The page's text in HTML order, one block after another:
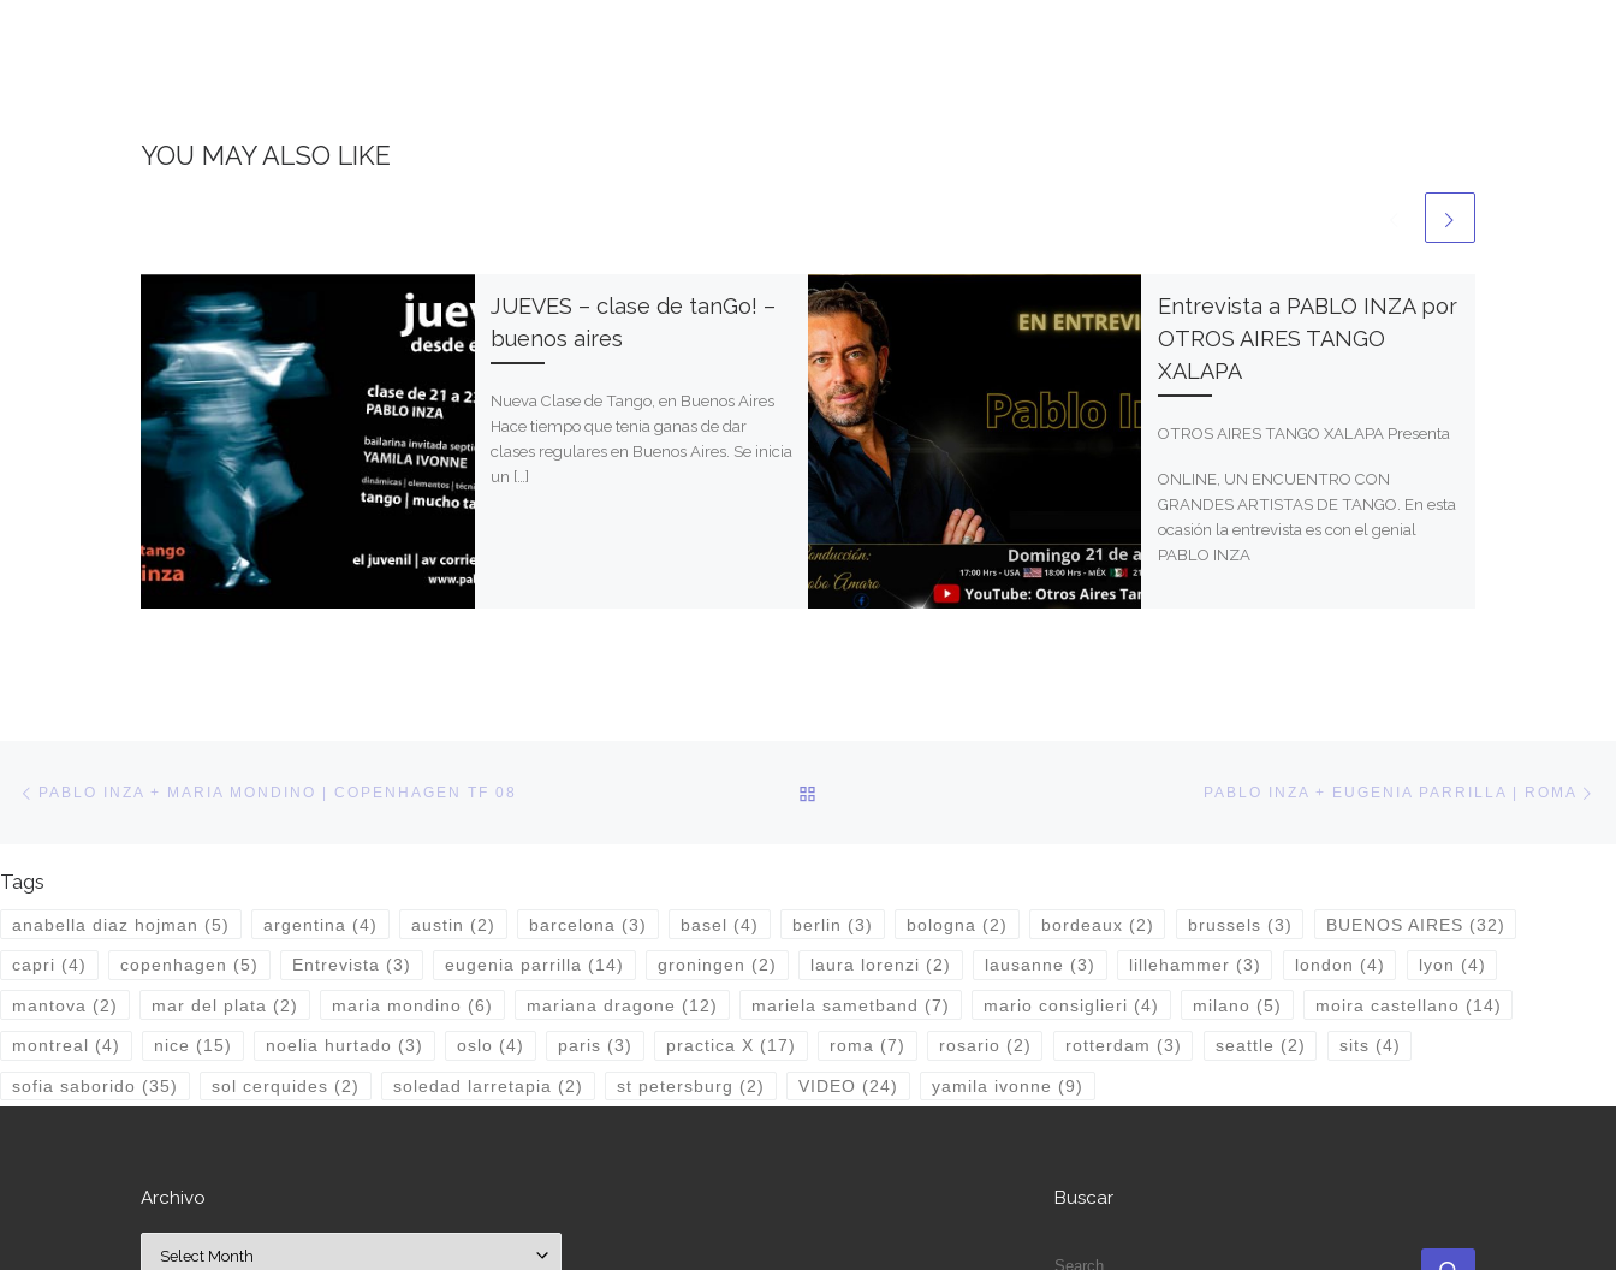
YOU MAY ALSO LIKE
JUEVES – clase de tanGo! –
buenos aires
Nueva Clase de Tango, en Buenos Aires
Hace tiempo que tenia ganas de dar
clases regulares en Buenos Aires. Se inicia
un […]
Entrevista a PABLO INZA por
OTROS AIRES TANGO
XALAPA
OTROS AIRES TANGO XALAPA Presenta
ONLINE, UN ENCUENTRO CON
GRANDES ARTISTAS DE TANGO. En esta
ocasión la entrevista es con el genial
PABLO INZA
Post navigation
PABLO INZA + MARIA MONDINO | COPENHAGEN TF 08 PABLO INZA + EUGENIA PARRILLA | ROMA
Tags
anabella diaz hojman (5) argentina (4) austin (2) barcelona (3) basel (4) berlin (3) bologna (2) bordeaux (2) brussels (3) BUENOS AIRES (32)
capri (4) copenhagen (5) Entrevista (3) eugenia parrilla (14) groningen (2) laura lorenzi (2) lausanne (3) lillehammer (3) london (4) lyon (4)
mantova (2) mar del plata (2) maria mondino (6) mariana dragone (12) mariela sametband (7) mario consiglieri (4) milano (5) moira castellano (14)
montreal (4) nice (15) noelia hurtado (3) oslo (4) paris (3) practica X (17) roma (7) rosario (2) rotterdam (3) seattle (2) sits (4)
sofia saborido (35) sol cerquides (2) soledad larretapia (2) st petersburg (2) VIDEO (24) yamila ivonne (9)
Archivo Buscar
SEARCH